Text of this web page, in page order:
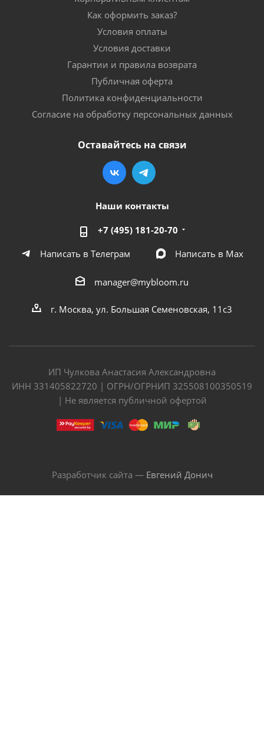
Как оформить заказ?
Условия оплаты
Условия доставки
Гарантии и правила возврата
Публичная оферта
Политика конфиденциальности
Согласие на обработку персональных данных
Оставайтесь на связи
Наши контакты
+7 (495) 181-20-70
Написать в Телеграм
Написать в Мах
manager@mybloom.ru
г. Москва, ул. Большая Семеновская, 11с3
ИП Чулкова Анастасия Александровна
ИНН 331405822720 | ОГРН/ОГРНИП 325508100350519
| Не является публичной офертой
Разработчик сайта — Евгений Донич